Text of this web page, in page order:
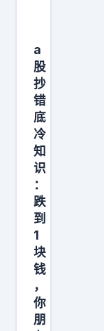
了
D
e
e
p
S
e
e
k
做
出
了
中
国
第
a
股
抄
错
底
冷
知
识
：
跌
到
1
块
钱
，
你
朋